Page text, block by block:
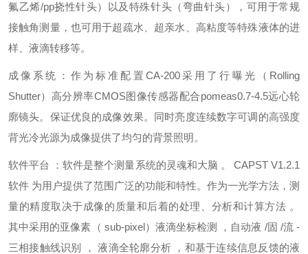
氟乙烯/pp挠性针头）以及特殊针头（弯曲针头），可用于常规
接触角测量，也可用于超疏水、超亲水、高粘度等特殊液体的进
样、液滴转移等。
成像系统：作为标准配置CA-200采用了行曝光（Rolling
Shutter）高分辨率CMOS图像传感器配合pomeas0.7-4.5远心轮
廓镜头。保证优良的成像效果。同时亮度连续数字可调的高强度
背光冷光源为成像提供了均匀的背景照明。
软件平台 ：软件是整个测量系统的灵魂和大脑 。 CAPST V1.2.1
软件 为用户提供了范围广泛的功能和特性。作为一光学方法，测
量的精度取决于成像的质量和后着的处理、分析和计算方法 。
其中采用的亚像素（ sub-pixel）液滴坐标检测 ，自动液 /固 /流 -
三相接触线识别 ， 液滴全轮廓分析 ，和基于连续信息反馈的液